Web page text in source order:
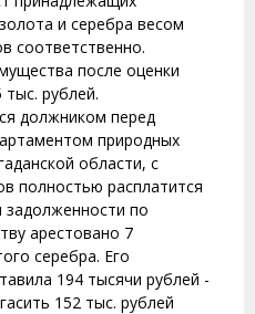
и серебра весом
соответственно.
после оценки
рублей.
должником перед
природных
области, с
полностью расплатится
задолженности по
арестовано 7
серебра. Его
194 тысячи рублей -
152 тыс. рублей